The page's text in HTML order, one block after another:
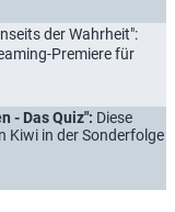
der Wahrheit":
Premiere für
- Das Quiz": Diese
Kiwi in der Sonderfolge